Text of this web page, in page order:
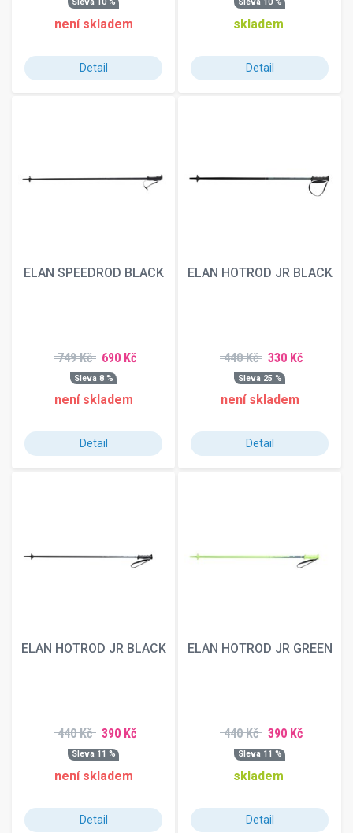
Sleva 10 %
není skladem
Detail
Sleva 10 %
skladem
Detail
ELAN SPEEDROD BLACK
749 Kč 690 Kč
Sleva 8 %
není skladem
Detail
ELAN HOTROD JR BLACK
440 Kč 330 Kč
Sleva 25 %
není skladem
Detail
ELAN HOTROD JR BLACK
440 Kč 390 Kč
Sleva 11 %
není skladem
Detail
ELAN HOTROD JR GREEN
440 Kč 390 Kč
Sleva 11 %
skladem
Detail